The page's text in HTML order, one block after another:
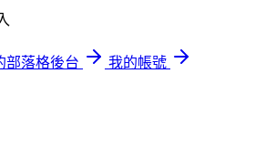
部落格後台
我的帳號